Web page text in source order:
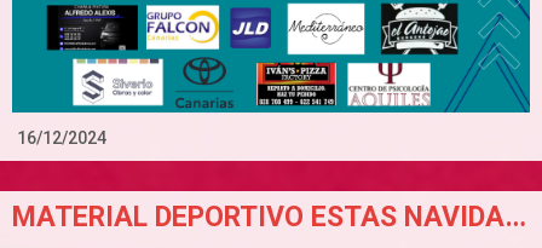
16/12/2024
MATERIAL DEPORTIVO ESTAS NAVIDADES